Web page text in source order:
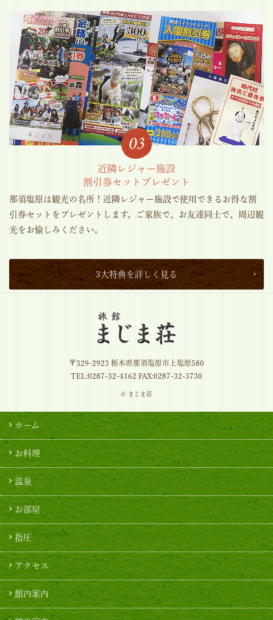
近隣レジャー施設
割引券セットプレゼント
那須塩原は観光の名所！近隣レジャー施設で使用できるお得な割
引券セットをプレゼントします。ご家族で、お友達同士で、周辺観
光をお愉しみください。
3大特典を詳しく見る
〒329-2923 栃木県那須塩原市上塩原580
TEL:0287-32-4162 FAX:0287-32-3730
© まじま荘
ホーム
お料理
温泉
お部屋
指圧
アクセス
館内案内